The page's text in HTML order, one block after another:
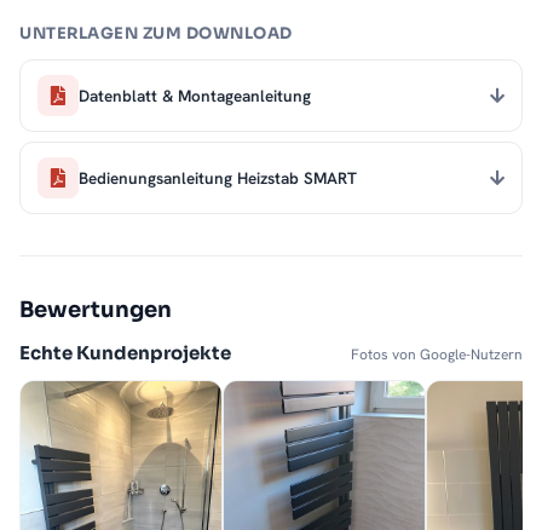
UNTERLAGEN ZUM DOWNLOAD
Datenblatt & Montageanleitung
Bedienungsanleitung Heizstab SMART
Bewertungen
Echte Kundenprojekte Fotos von Google-Nutzern